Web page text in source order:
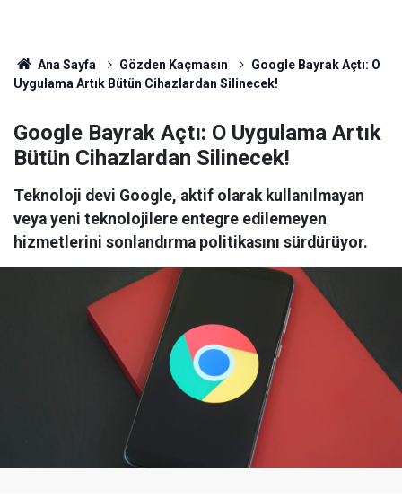
Ana Sayfa Gözden Kaçmasın
Google Bayrak Açtı: O
Uygulama Artık Bütün Cihazlardan Silinecek!
Google Bayrak Açtı: O Uygulama Artık
Bütün Cihazlardan Silinecek!
Teknoloji devi Google, aktif olarak kullanılmayan
veya yeni teknolojilere entegre edilemeyen
hizmetlerini sonlandırma politikasını sürdürüyor.